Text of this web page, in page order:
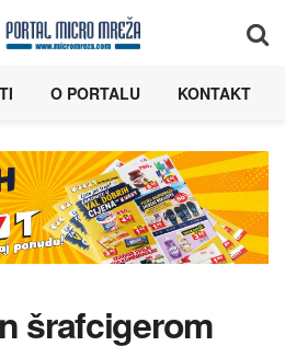
O PORTALU KONTAKT
šrafcigerom